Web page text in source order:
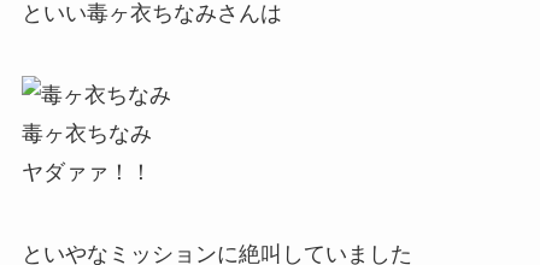
といい毒ヶ衣ちなみさんは
毒ヶ衣ちなみ
ヤダァァ！！
といやなミッションに絶叫していました